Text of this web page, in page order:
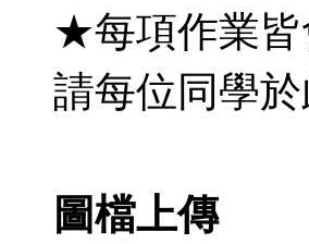
★每項作業皆
請每位同學
圖檔上傳